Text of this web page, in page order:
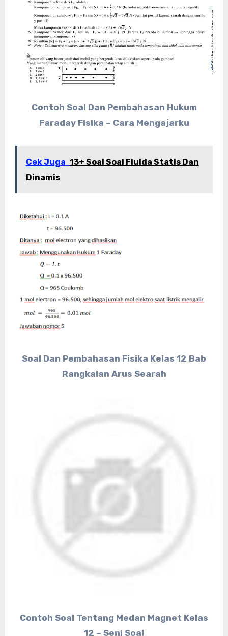
Contoh Soal Dan Pembahasan Hukum
Faraday Fisika – Cara Mengajarku
Cek Juga 13+ Soal Soal Fluida Statis Dan
Dinamis
Soal Dan Pembahasan Fisika Kelas 12 Bab
Rangkaian Arus Searah
Contoh Soal Tentang Medan Magnet Kelas
12 – Seni Soal